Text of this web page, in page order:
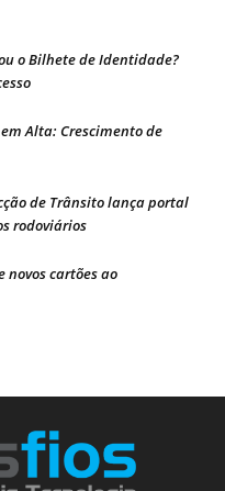
o Bilhete de Identidade?
Alta: Crescimento de
de Trânsito lança portal
rodoviários
novos cartões ao